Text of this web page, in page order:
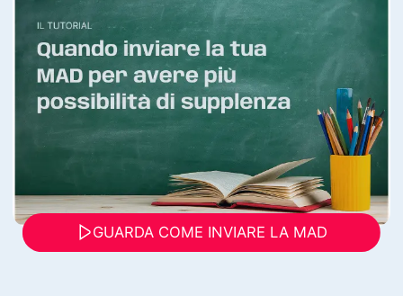
GUARDA COME INVIARE LA MAD